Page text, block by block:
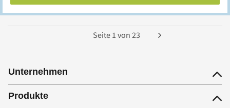
Seite 1 von 23
Unternehmen
Produkte